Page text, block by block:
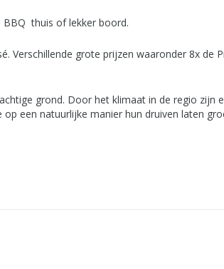
BBQ thuis of lekker boord.
Verschillende grote prijzen waaronder 8x de
grond. Door het klimaat in de regio zijn
een natuurlijke manier hun druiven laten